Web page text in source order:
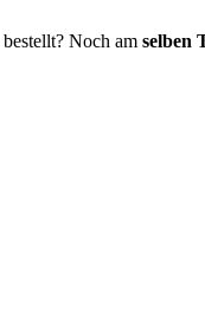
bestellt? Noch am selben